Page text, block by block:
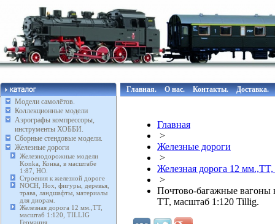
Модели самолётов.
Коллекционные модели
Аэрографы компрессоры,
инструменты ХОББИ.
Сборные стендовые модели.
Железные дороги
Железнодорожные модели
Konka, Конка, в масштабе
1:87, HO.
Строения к железной дороге
NOCH, Нох, фигуры, деревья,
трава, ландшафты, материалы
для диорам.
Железная дорога 12 мм.,TT,
масштаб 1:120, TILLIG
Германия.
Главная. О нас. Контакты. Доставка.
Главная
>
Железные дороги
>
Железная дорога 12
>
Почтово-багажные вагоны
TT, масштаб 1:120 Tillig.